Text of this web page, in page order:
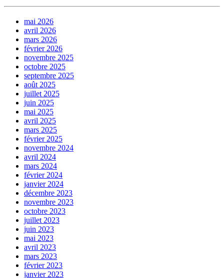
mai 2026
avril 2026
mars 2026
février 2026
novembre 2025
octobre 2025
septembre 2025
août 2025
juillet 2025
juin 2025
mai 2025
avril 2025
mars 2025
février 2025
novembre 2024
avril 2024
mars 2024
février 2024
janvier 2024
décembre 2023
novembre 2023
octobre 2023
juillet 2023
juin 2023
mai 2023
avril 2023
mars 2023
février 2023
janvier 2023